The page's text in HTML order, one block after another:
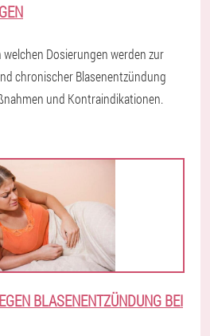
Dosierungen werden zur
chronischer Blasenentzündung
und Kontraindikationen.
BLASENENTZÜNDUNG BEI